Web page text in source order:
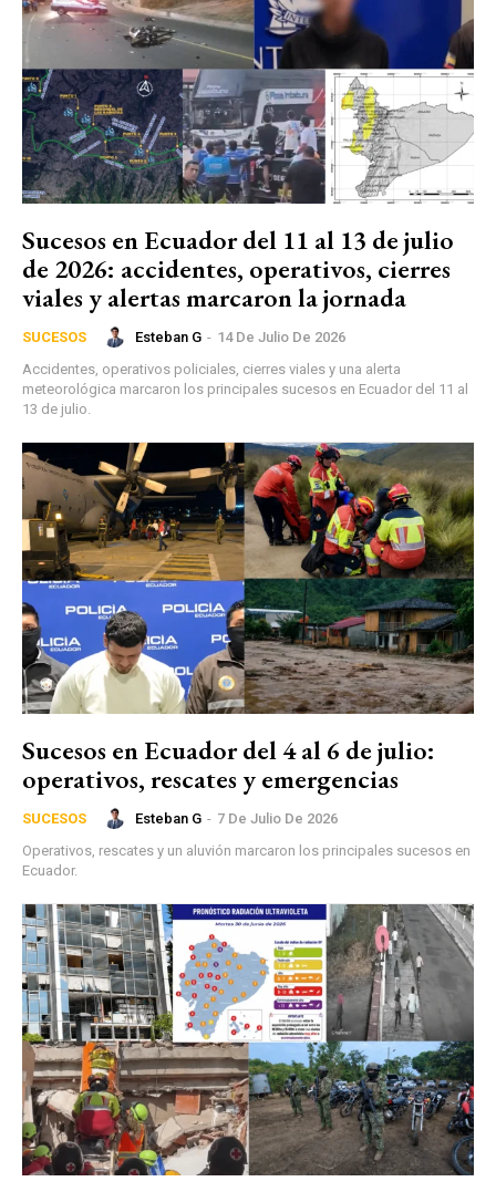
Sucesos en Ecuador del 11 al 13 de julio
de 2026: accidentes, operativos, cierres
viales y alertas marcaron la jornada
SUCESOS Esteban G - 14 De Julio De 2026
Accidentes, operativos policiales, cierres viales y una alerta
meteorológica marcaron los principales sucesos en Ecuador del 11 al
13 de julio.
Sucesos en Ecuador del 4 al 6 de julio:
operativos, rescates y emergencias
SUCESOS Esteban G - 7 De Julio De 2026
Operativos, rescates y un aluvión marcaron los principales sucesos en
Ecuador.